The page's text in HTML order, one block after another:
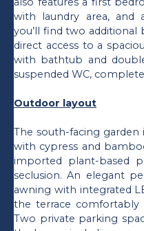
with laundry area, and
you’ll find two
direct access to a
with bathtub and
suspended WC,
Outdoor layout
The south-facing garden
with cypress and
imported plant-based
seclusion. An elegant
awning with integrated
the terrace comfortably
Two private parking